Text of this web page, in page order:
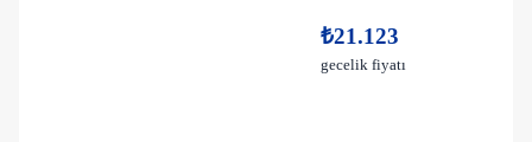
₺21.123
gecelik fiyatı